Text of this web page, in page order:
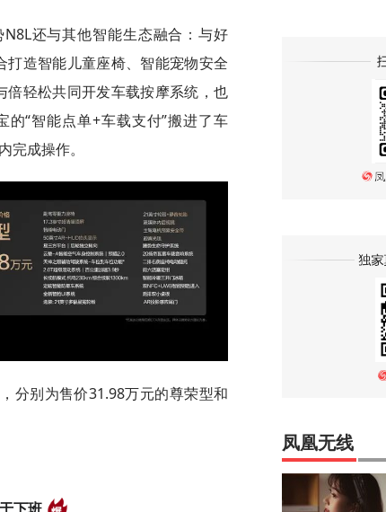
N8L还与其他智能生态融合：与好
打造智能儿童座椅、智能宠物安全
倍轻松共同开发车载按摩系统，也
的“智能点单+车载支付”搬进了车
成操作。
分别为售价31.98万元的尊荣型和
凤凰无线